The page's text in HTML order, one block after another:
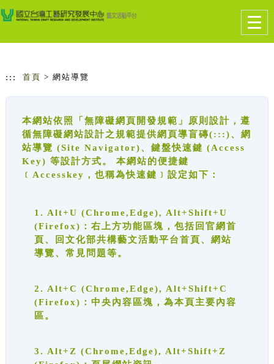
跳到主要內容
網站導覽
::: 首頁 > 網站導覽
本網站依照「無障礙網頁開發規範」原則設計，遵
循無障礙網站設計之規範提供網頁導盲磚(:::)、網
站導覽 (Site Navigator)、鍵盤快速鍵 (Access
Key) 等設計方式。 本網站的便捷鍵
﹝Accesskey，也稱為快速鍵﹞設定如下：
1. Alt+U (Chrome,Edge), Alt+Shift+U
(Firefox)：右上方功能區塊，包括回官網首
頁、回文化部共構藝文活動平台首頁、網站
導覽、常見問題等。
2. Alt+C (Chrome,Edge), Alt+Shift+C
(Firefox)：中央內容區塊，為本頁主要內容
區。
3. Alt+Z (Chrome,Edge), Alt+Shift+Z